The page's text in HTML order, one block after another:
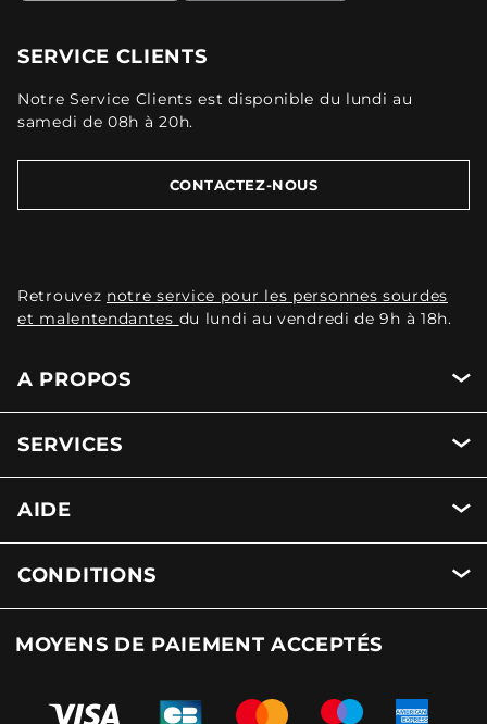
SERVICE CLIENTS
Notre Service Clients est disponible du lundi au
samedi de 08h à 20h.
CONTACTEZ-NOUS
Retrouvez notre service pour les personnes sourdes
et malentendantes du lundi au vendredi de 9h à 18h.
A PROPOS
SERVICES
AIDE
CONDITIONS
MOYENS DE PAIEMENT ACCEPTÉS